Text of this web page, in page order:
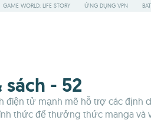
GAME WORLD: LIFE STORY ỨNG DỤNG VPN
- 52
tử mạnh mẽ hỗ trợ các định
thức để thưởng thức manga